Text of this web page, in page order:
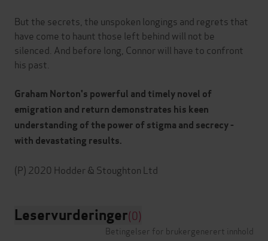
But the secrets, the unspoken longings and regrets that
have come to haunt those left behind will not be
silenced. And before long, Connor will have to confront
his past.
Graham Norton's powerful and timely novel of
emigration and return demonstrates his keen
understanding of the power of stigma and secrecy -
with devastating results.
Leservurderinger(0)
Betingelser for brukergenerert innhold